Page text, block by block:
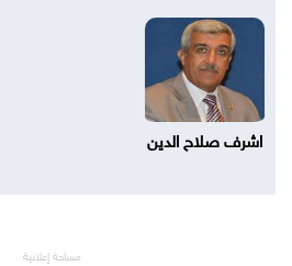
اشرف صلاح الدين
مساحة إعلانية